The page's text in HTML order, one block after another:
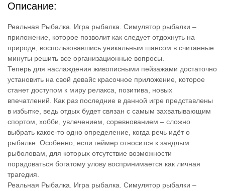
Описание:
Реальная Рыбалка. Игра рыбалка. Симулятор рыбалки –
приложение, которое позволит как следует отдохнуть на
природе, воспользовавшись уникальным шансом в считанные
минуты решить все организационные вопросы.
Теперь для наслаждения живописными пейзажами достаточно
установить на свой девайс красочное приложение, которое
станет доступом к миру релакса, позитива, новых
впечатлений. Как раз последние в данной игре представлены
в избытке, ведь отдых будет связан с самым захватывающим
спортом, хобби, увлечением, соревнованием – сложно
выбрать какое-то одно определение, когда речь идёт о
рыбалке. Особенно, если геймер относится к заядлым
рыболовам, для которых отсутствие возможности
порадоваться богатому улову воспринимается как личная
трагедия.
Реальная Рыбалка. Игра рыбалка. Симулятор рыбалки –